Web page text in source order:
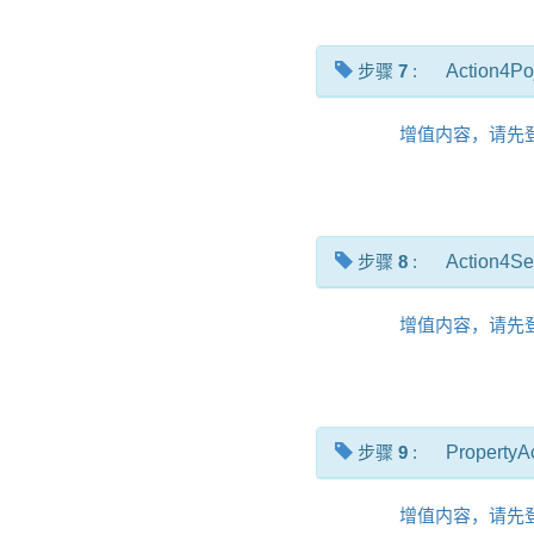
步骤 7 :
增值内容，请先
步骤 8 :
增值内容，请先
步骤 9 :
增值内容，请先